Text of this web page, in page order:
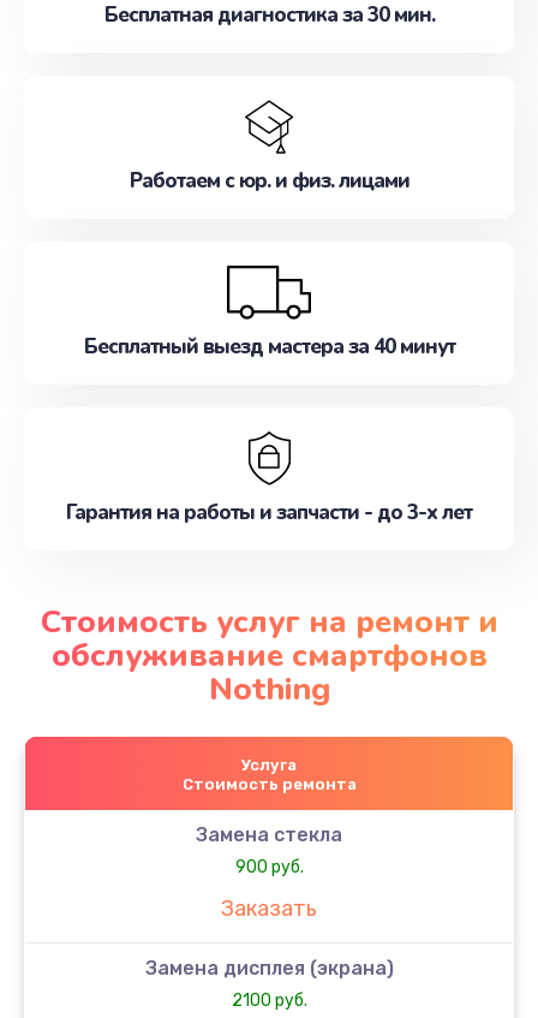
Бесплатная диагностика за 30 мин.
Работаем с юр. и физ. лицами
Бесплатный выезд мастера за 40 минут
Гарантия на работы и запчасти - до 3-х лет
Стоимость услуг на ремонт и
обслуживание смартфонов
Nothing
Услуга
Стоимость ремонта
Замена стекла
900 руб.
Заказать
Замена дисплея (экрана)
2100 руб.